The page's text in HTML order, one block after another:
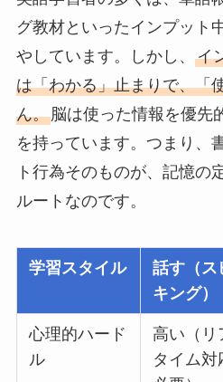
グ教材といったインプット
やしています。しかし、 イ
は「わかる」止まりで、「
ん。脳は使った情報を優先
を持っています。つまり、
ト行為そのものが、記憶の
ルートなのです。
学習スタイル
話す（ス
キング）
心理的ハード
ル
高い（リ
タイム対